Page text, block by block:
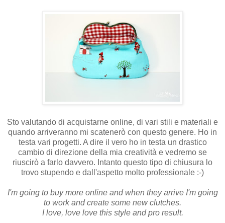
Sto valutando di acquistarne online, di vari stili e materiali e
quando arriveranno mi scatenerò con questo genere. Ho in
testa vari progetti. A dire il vero ho in testa un drastico
cambio di direzione della mia creatività e vedremo se
riuscirò a farlo davvero. Intanto questo tipo di chiusura lo
trovo stupendo e dall'aspetto molto professionale :-)
I'm going to buy more online and when they arrive I'm going
to work and create some new clutches.
I love, love love this style and pro result.